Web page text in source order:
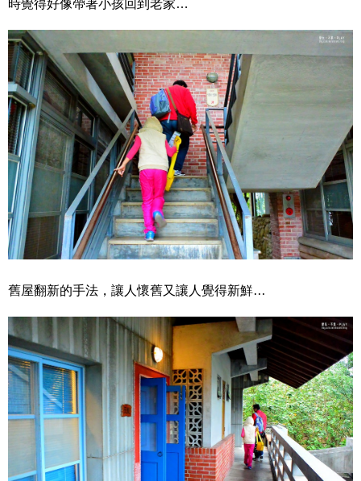
時覺得好像帶著小孩回到老家…
舊屋翻新的手法，讓人懷舊又讓人覺得新鮮…